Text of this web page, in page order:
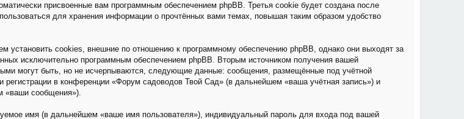
присвоенные вам программным обеспечением phpBB. Третья cookie будет создана после
для хранения информации о прочтённых вами темах, повышая таким образом удобство
cookies, внешние по отношению к программному обеспечению phpBB, однако они выходят за
исключительно программным обеспечением phpBB. Вторым источником получения вашей
могут быть, но не исчерпываются, следующие данные: сообщения, размещённые под учётной
в конференции «Форум садоводов Твой Сад» (в дальнейшем «ваша учётная запись») и
«ваши сообщения»).
имя (в дальнейшем «ваше имя пользователя»), индивидуальный пароль для входа под вашей